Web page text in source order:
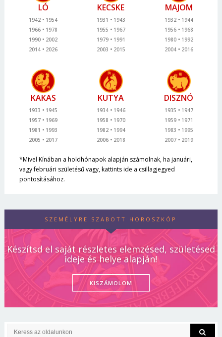
LÓ
1942
1954
1966
1978
1990
2002
2014
2026
KECSKE
1931
1943
1955
1967
1979
1991
2003
2015
MAJOM
1932
1944
1956
1968
1980
1992
2004
2016
KAKAS
1933
1945
1957
1969
1981
1993
2005
2017
KUTYA
1934
1946
1958
1970
1982
1994
2006
2018
DISZNÓ
1935
1947
1959
1971
1983
1995
2007
2019
*Mivel Kínában a holdhónapok alapján számolnak, ha januári,
vagy februári születésű vagy, kattints ide a csillagjegyed
pontosításához.
SZEMÉLYRE SZABOTT HOROSZKÓP
Készítsd el saját részletes elemzésed, születésed
ideje és helye alapján!
KISZÁMOLOM